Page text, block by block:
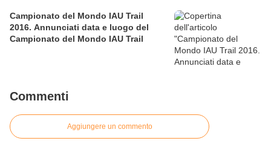
Campionato del Mondo IAU Trail
2016. Annunciati data e luogo del
Campionato del Mondo IAU Trail
Commenti
Aggiungere un commento